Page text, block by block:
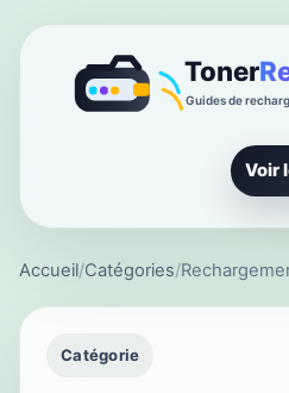
Voir
Accueil/Catégories/
Catégorie